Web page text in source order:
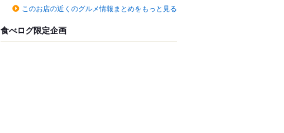
このお店の近くのグルメ情報まとめをもっと見る
食べログ限定企画